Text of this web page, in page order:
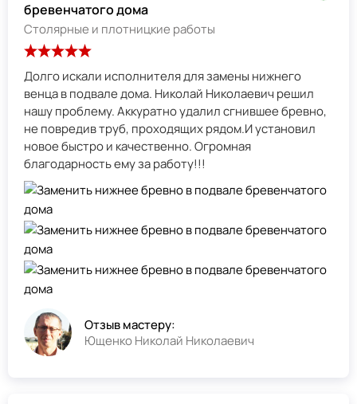
бревенчатого дома
Столярные и плотницкие работы
Долго искали исполнителя для замены нижнего
венца в подвале дома. Николай Николаевич решил
нашу проблему. Аккуратно удалил сгнившее бревно,
не повредив труб, проходящих рядом.И установил
новое быстро и качественно. Огромная
благодарность ему за работу!!!
Отзыв мастеру:
Ющенко Николай Николаевич